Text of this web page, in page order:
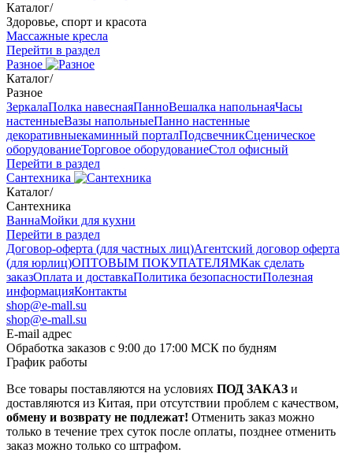
Каталог/
Здоровье, спорт и красота
Массажные кресла
Перейти в раздел
Разное
Каталог/
Разное
ЗеркалаПолка навеснаяПанноВешалка напольнаяЧасы
настенныеВазы напольныеПанно настенные
декоративныекаминный порталПодсвечникСценическое
оборудованиеТорговое оборудованиеСтол офисный
Перейти в раздел
Сантехника
Каталог/
Сантехника
ВаннаМойки для кухни
Перейти в раздел
Договор-оферта (для частных лиц)Агентский договор оферта
(для юрлиц)ОПТОВЫМ ПОКУПАТЕЛЯМКак сделать
заказОплата и доставкаПолитика безопасностиПолезная
информацияКонтакты
shop@e-mall.su
shop@e-mall.su
E-mail адрес
Обработка заказов с 9:00 до 17:00 МСК по будням
График работы
Все товары поставляются на условиях ПОД ЗАКАЗ и
доставляются из Китая, при отсутствии проблем с качеством,
обмену и возврату не подлежат! Отменить заказ можно
только в течение трех суток после оплаты, позднее отменить
заказ можно только со штрафом.